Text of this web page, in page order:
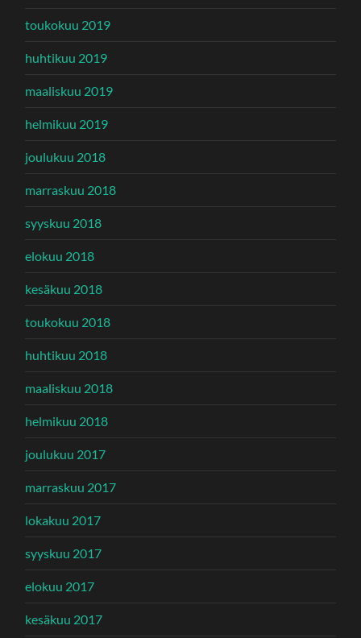
toukokuu 2019
huhtikuu 2019
maaliskuu 2019
helmikuu 2019
joulukuu 2018
marraskuu 2018
syyskuu 2018
elokuu 2018
kesäkuu 2018
toukokuu 2018
huhtikuu 2018
maaliskuu 2018
helmikuu 2018
joulukuu 2017
marraskuu 2017
lokakuu 2017
syyskuu 2017
elokuu 2017
kesäkuu 2017